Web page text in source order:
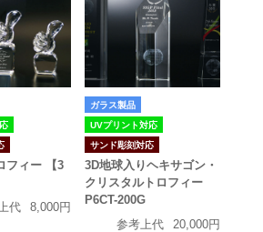
フィー 【3
代
8,000円
ガラス製品
UVプリント対応
サンド彫刻対応
3D地球入りヘキサゴン・
クリスタルトロフィー
P6CT-200G
参考上代
20,000円